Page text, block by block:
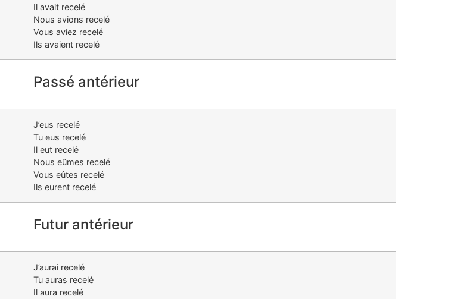
Il avait recelé
Nous avions recelé
Vous aviez recelé
Ils avaient recelé
Passé antérieur
J’eus recelé
Tu eus recelé
Il eut recelé
Nous eûmes recelé
Vous eûtes recelé
Ils eurent recelé
Futur antérieur
J’aurai recelé
Tu auras recelé
Il aura recelé